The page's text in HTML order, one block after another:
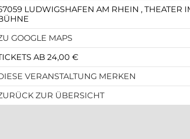
LUDWIGSHAFEN AM RHEIN , THEATER
GOOGLE MAPS
AB 24,00 €
VERANSTALTUNG MERKEN
ZUR ÜBERSICHT